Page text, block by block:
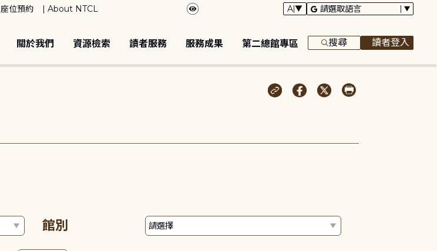
座位預約 About NTCL
關於我們 資源檢索 讀者服務 服務成果 第二總館專區 搜尋 讀者登入
館別